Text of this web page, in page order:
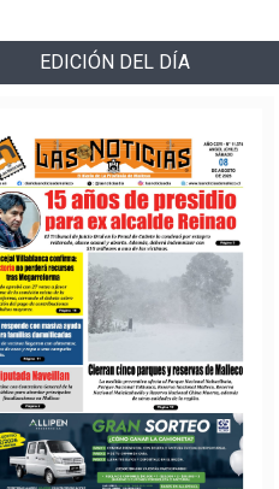
EDICIÓN DEL DÍA